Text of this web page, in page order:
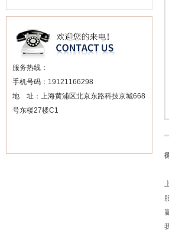
服务热线：
手机号码：19121166298
地 址：上海黄浦区北京东路科技京城668
号东楼27楼C1